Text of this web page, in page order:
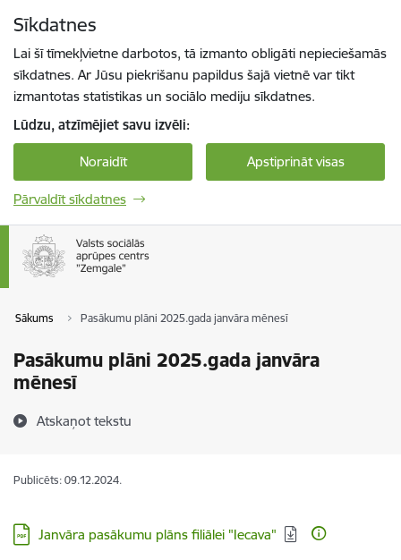
Sīkdatnes
Lai šī tīmekļvietne darbotos, tā izmanto obligāti nepieciešamās
sīkdatnes. Ar Jūsu piekrišanu papildus šajā vietnē var tikt
izmantotas statistikas un sociālo mediju sīkdatnes.
Lūdzu, atzīmējiet savu izvēli:
Noraidīt Apstiprināt visas
Pārvaldīt sīkdatnes
Sākums Pasākumu plāni 2025.gada janvāra mēnesī
Pasākumu plāni 2025.gada janvāra
mēnesī
Atskaņot tekstu
Publicēts: 09.12.2024.
Lejupielādēt:
Janvāra pasākumu plāns filiālei "Iecava"